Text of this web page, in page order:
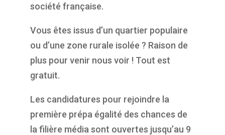
société française.
Vous êtes issus d’un quartier populaire
ou d’une zone rurale isolée ? Raison de
plus pour venir nous voir ! Tout est
gratuit.
Les candidatures pour rejoindre la
première prépa égalité des chances de
la filière média sont ouvertes jusqu’au 9